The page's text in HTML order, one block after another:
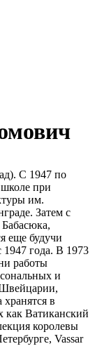
С 1947 по
при
им.
Затем с
еще будучи
года. В 1973
работы
и
в
как Ватиканский
королевы
Vassar